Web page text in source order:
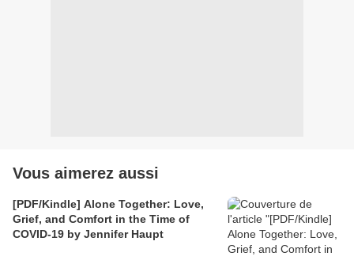
Vous aimerez aussi
[PDF/Kindle] Alone Together: Love,
Grief, and Comfort in the Time of
COVID-19 by Jennifer Haupt